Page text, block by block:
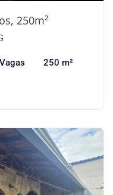
250m²
250 m²